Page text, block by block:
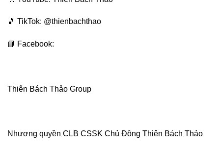
🎵 TikTok: @thienbachthao
📘 Facebook:
Thiên Bách Thảo Group
Nhượng quyền CLB CSSK Chủ Động Thiên Bách Thảo